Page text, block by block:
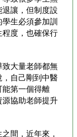
讓，但制度設
生必須參加訓
度，也確保行
大量老師都無
自己剛到中醫
第一個得離
協助老師提升
間，近年來，